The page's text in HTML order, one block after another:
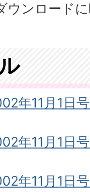
ウンロード
年11月1日
年11月1日
年11月1日